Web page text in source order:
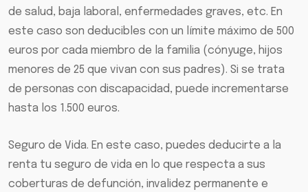
de salud, baja laboral, enfermedades graves, etc. En
este caso son deducibles con un límite máximo de 500
euros por cada miembro de la familia (cónyuge, hijos
menores de 25 que vivan con sus padres). Si se trata
de personas con discapacidad, puede incrementarse
hasta los 1.500 euros.
Seguro de Vida. En este caso, puedes deducirte a la
renta tu seguro de vida en lo que respecta a sus
coberturas de defunción, invalidez permanente e